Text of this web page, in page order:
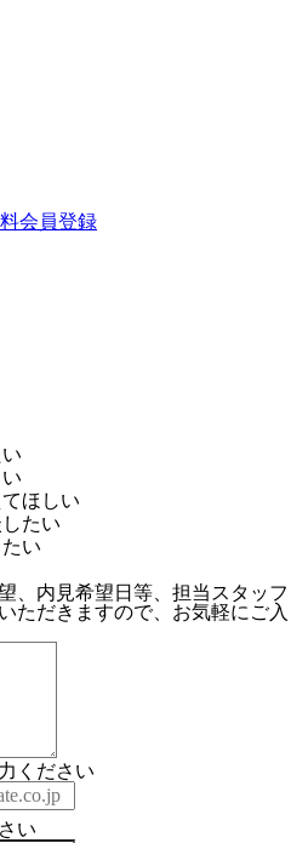
ほしい
たい
い
、内見希望日等、担当スタッフ
ただきますので、お気軽にご入
ください
い